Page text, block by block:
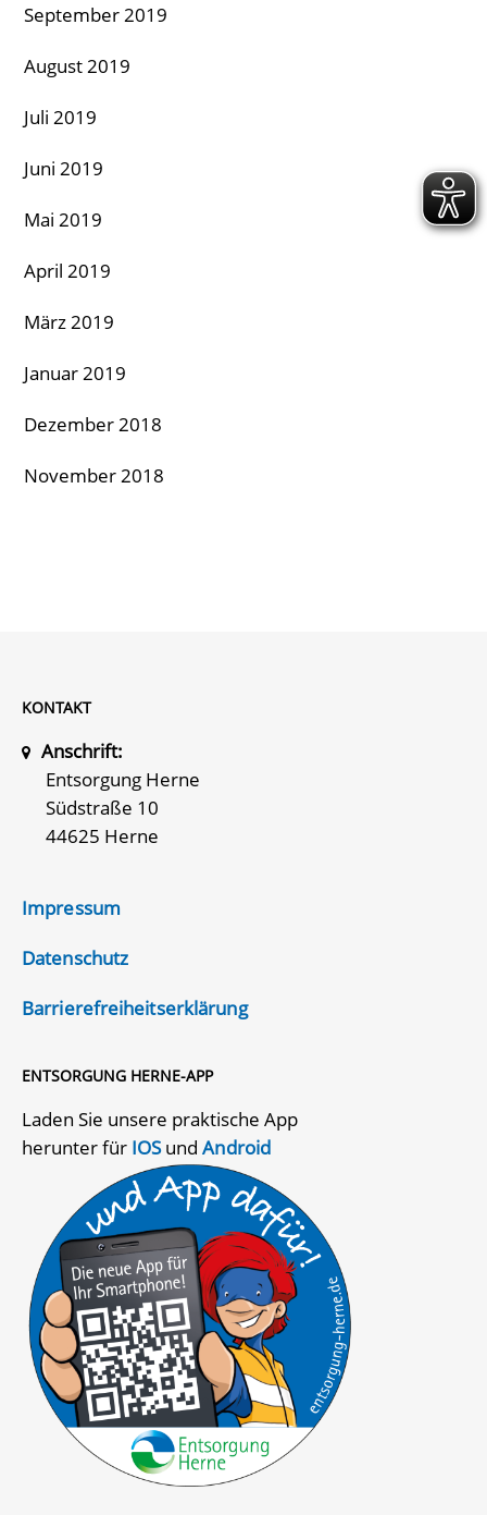
September 2019
August 2019
Juli 2019
Juni 2019
Mai 2019
April 2019
März 2019
Januar 2019
Dezember 2018
November 2018
KONTAKT
Anschrift:
Entsorgung Herne
Südstraße 10
44625 Herne
Impressum
Datenschutz
Barrierefreiheitserklärung
ENTSORGUNG HERNE-APP
Laden Sie unsere praktische App
herunter für IOSundAndroid